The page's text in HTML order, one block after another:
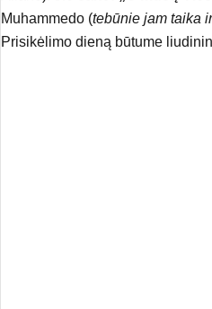
Muhammedo (tebūnie jam taika
Prisikėlimo dieną būtume